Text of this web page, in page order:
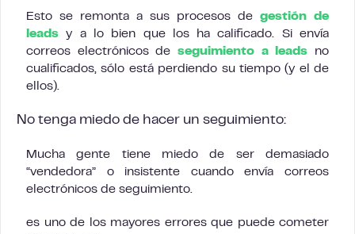
Esto se remonta a sus procesos de gestión de
leads y a lo bien que los ha calificado. Si envía
correos electrónicos de seguimiento a leads no
cualificados, sólo está perdiendo su tiempo (y el de
ellos).
No tenga miedo de hacer un seguimiento:
Mucha gente tiene miedo de ser demasiado
“vendedora” o insistente cuando envía correos
electrónicos de seguimiento.
es uno de los mayores errores que puede cometer